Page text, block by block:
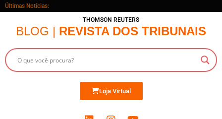
Últimas Notícias:
THOMSON REUTERS
BLOG | REVISTA DOS TRIBUNAIS
Loja Virtual